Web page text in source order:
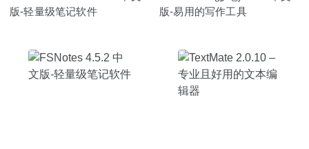
版-轻量级笔记软件
版-易用的写作工具